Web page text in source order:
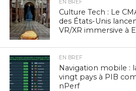
EN BREF
Culture Tech : Le
des États-Unis
VR/XR immersive à
EN BREF
Navigation mobile :
vingt pays à PIB
nPerf